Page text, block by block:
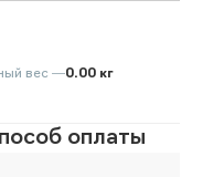
вес —0.00 кг
оплаты